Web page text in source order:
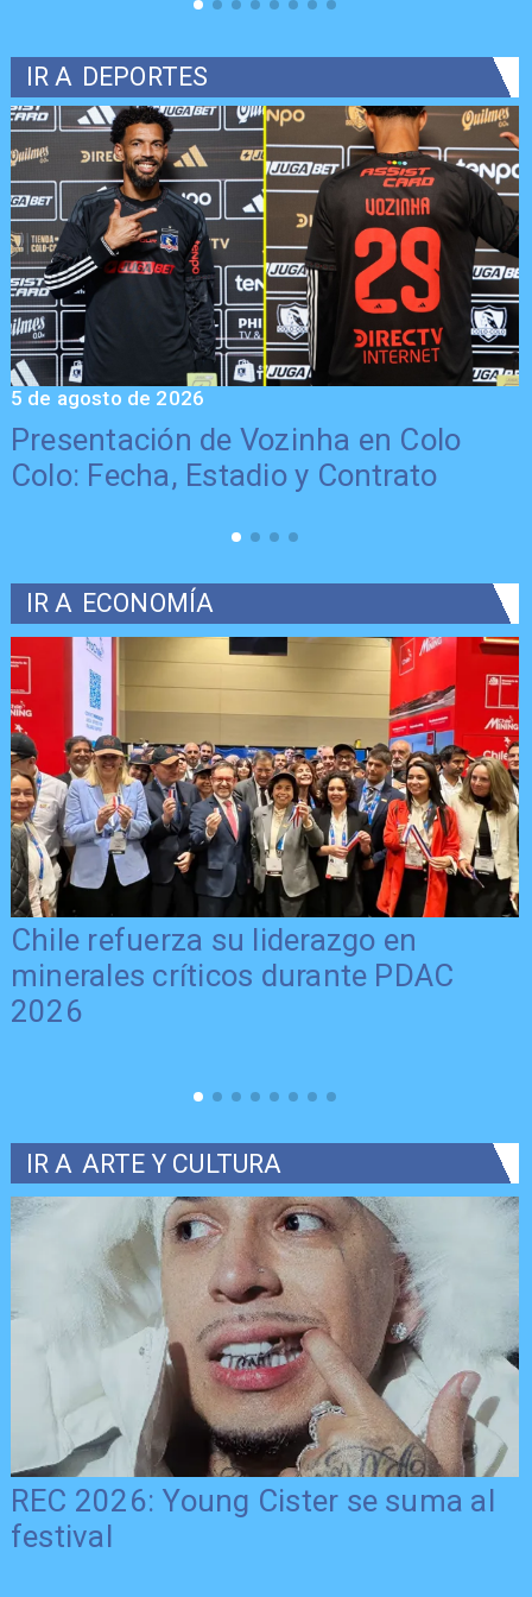
IR A DEPORTES
Presentación de Vozinha en Colo
Colo: Fecha, Estadio y Contrato
5 de agosto de 2026
IR A ECONOMÍA
Chile refuerza su liderazgo en
minerales críticos durante PDAC
2026
IR A ARTE Y CULTURA
REC 2026: Young Cister se suma al
festival